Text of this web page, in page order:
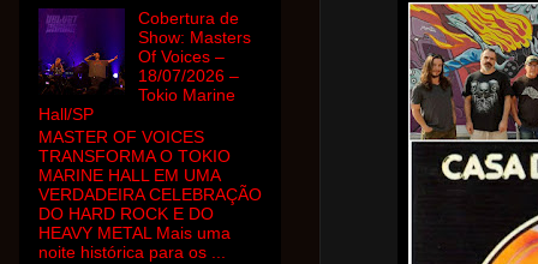
Cobertura de
Show: Masters
Of Voices –
18/07/2026 –
Tokio Marine
Hall/SP
MASTER OF VOICES
TRANSFORMA O TOKIO
MARINE HALL EM UMA
VERDADEIRA CELEBRAÇÃO
DO HARD ROCK E DO
HEAVY METAL Mais uma
noite histórica para os ...